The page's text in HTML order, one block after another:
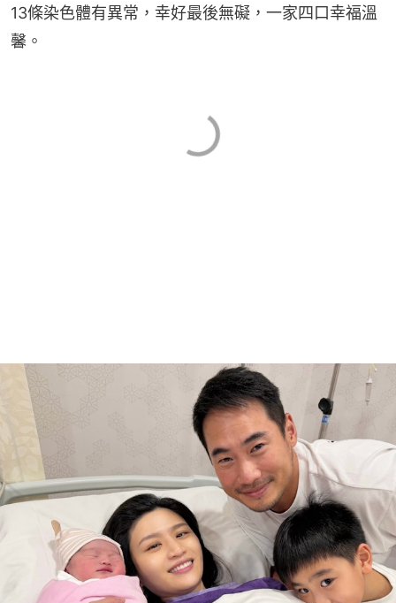
13條染色體有異常，幸好最後無礙，一家四口幸福溫
馨。